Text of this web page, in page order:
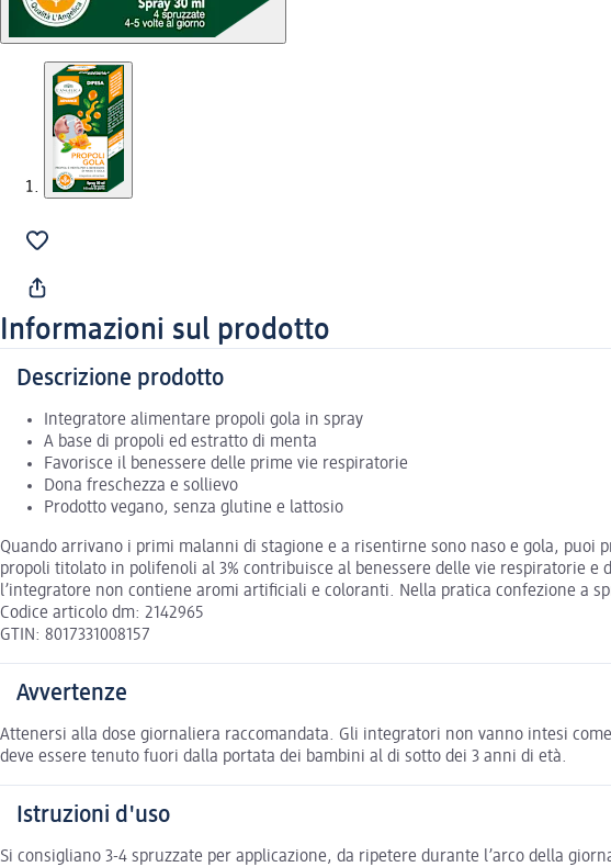
Informazioni sul prodotto
Descrizione prodotto
Integratore alimentare propoli gola in spray
A base di propoli ed estratto di menta
Favorisce il benessere delle prime vie respiratorie
Dona freschezza e sollievo
Prodotto vegano, senza glutine e lattosio
Quando arrivano i primi malanni di stagione e a risentirne sono naso e gola, puoi
propoli titolato in polifenoli al 3% contribuisce al benessere delle vie respiratorie
l’integratore non contiene aromi artificiali e coloranti. Nella pratica confezione a
Codice articolo dm: 2142965
GTIN: 8017331008157
Avvertenze
Attenersi alla dose giornaliera raccomandata. Gli integratori non vanno intesi
deve essere tenuto fuori dalla portata dei bambini al di sotto dei 3 anni di età.
Istruzioni d'uso
Si consigliano 3-4 spruzzate per applicazione, da ripetere durante l’arco della